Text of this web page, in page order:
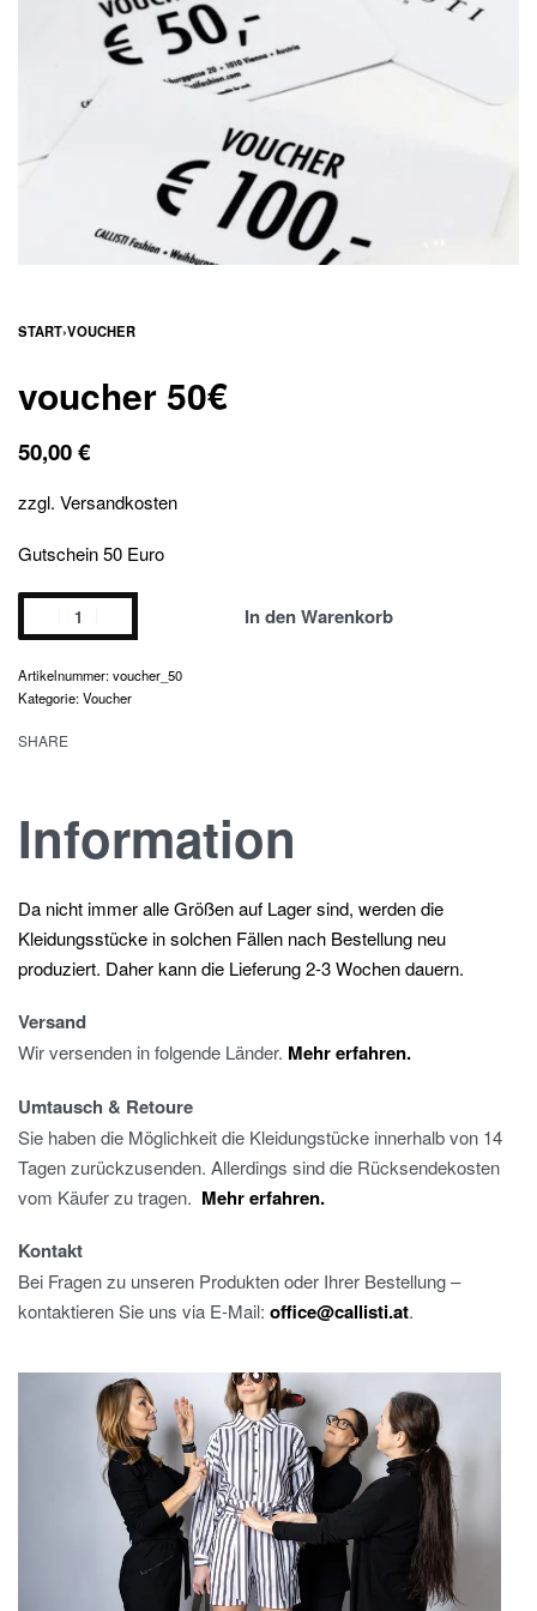
START›VOUCHER
voucher 50€
50,00€
zzgl. Versandkosten
Gutschein 50 Euro
voucher
50€
Menge
In den Warenkorb
voucher_50
Kategorie:Voucher
SHARE
Information
Da nicht immer alle Größen auf Lager sind, werden die
Kleidungsstücke in solchen Fällen nach Bestellung neu
produziert. Daher kann die Lieferung 2-3 Wochen dauern.
Versand
Wir versenden in folgende Länder. Mehr erfahren.
Umtausch & Retoure
Sie haben die Möglichkeit die Kleidungstücke innerhalb von 14
Tagen zurückzusenden. Allerdings sind die Rücksendekosten
vom Käufer zu tragen. Mehr erfahren.
Kontakt
Bei Fragen zu unseren Produkten oder Ihrer Bestellung –
kontaktieren Sie uns via E-Mail: office@callisti.at.